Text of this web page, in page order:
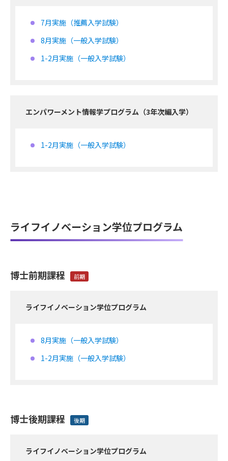
7月実施（推薦入学試験）
8月実施（一般入学試験）
1-2月実施（一般入学試験）
エンパワーメント情報学プログラム（3年次編入学）
1-2月実施（一般入学試験）
ライフイノベーション学位プログラム
博士前期課程 前期
ライフイノベーション学位プログラム
8月実施（一般入学試験）
1-2月実施（一般入学試験）
博士後期課程 後期
ライフイノベーション学位プログラム